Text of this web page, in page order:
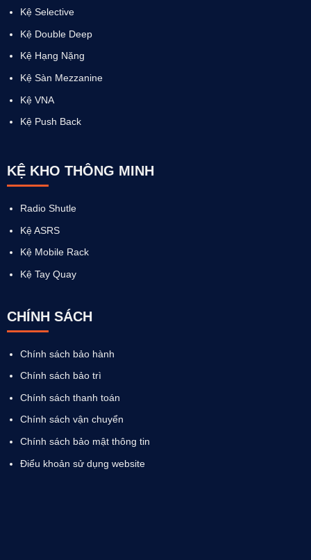
Kệ Selective
Kệ Double Deep
Kệ Hạng Nặng
Kệ Sàn Mezzanine
Kệ VNA
Kệ Push Back
KỆ KHO THÔNG MINH
Radio Shutle
Kệ ASRS
Kệ Mobile Rack
Kệ Tay Quay
CHÍNH SÁCH
Chính sách bảo hành
Chính sách bảo trì
Chính sách thanh toán
Chính sách vận chuyển
Chính sách bảo mật thông tin
Điểu khoản sử dụng website